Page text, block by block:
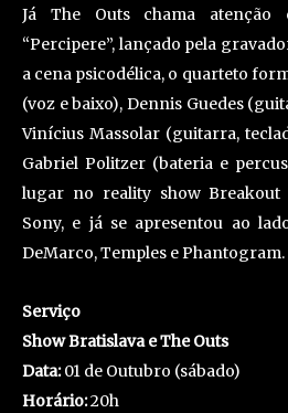
Já The Outs chama atenção
“Percipere”, lançado pela
a cena psicodélica, o quarteto
(voz e baixo), Dennis Guedes
Vinícius Massolar (guitarra,
Gabriel Politzer (bateria e
lugar no reality show Breakout
Sony, e já se apresentou ao
DeMarco, Temples e Phantogram.
Serviço
Show Bratislava e The Outs
Data:01 de Outubro (sábado)
Horário:20h